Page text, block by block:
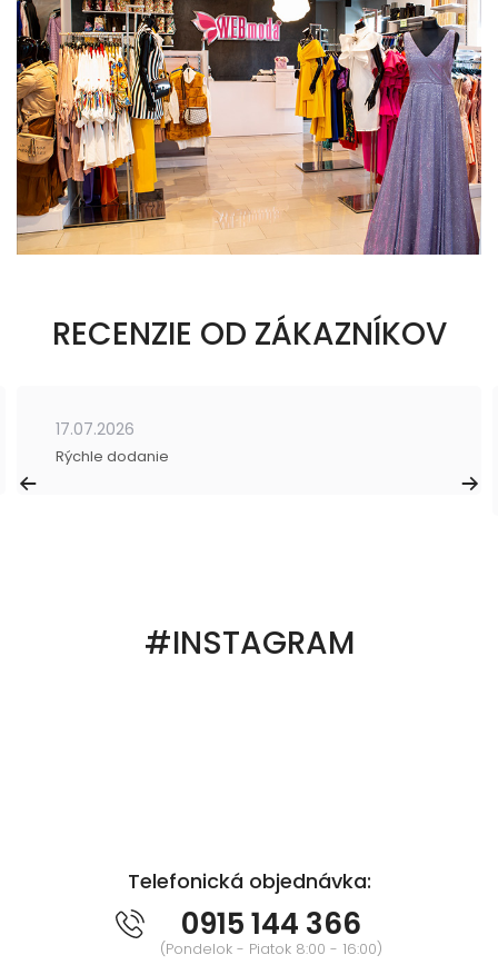
RECENZIE OD ZÁKAZNÍKOV
17.07.2026
Rýchle dodanie
#INSTAGRAM
Telefonická objednávka:
0915 144 366
(Pondelok - Piatok 8:00 - 16:00)